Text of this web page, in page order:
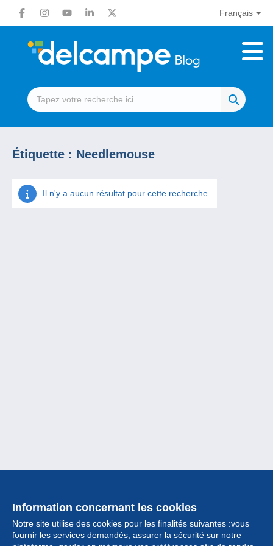
Français
Étiquette : Needlemouse
Il n'y a aucun résultat pour cette recherche
Information concernant les cookies
Notre site utilise des cookies pour les finalités suivantes :vous
fournir les services demandés, assurer la sécurité sur notre